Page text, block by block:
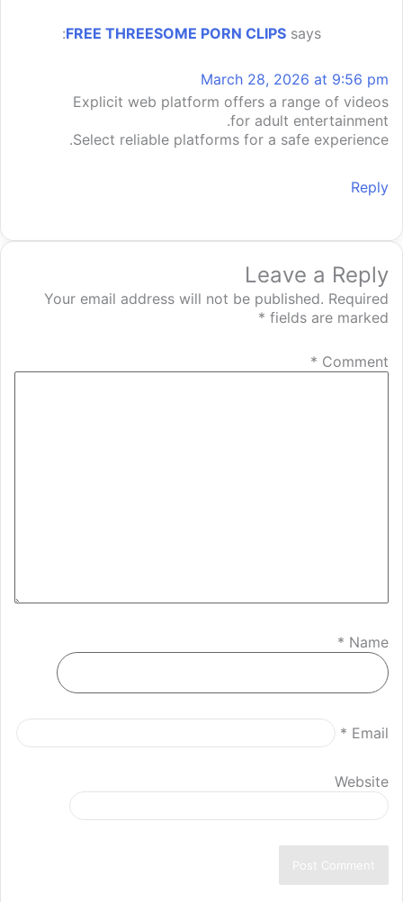
FREE THREESOME PORN CLIPS says:
March 28, 2026 at 9:56 pm
Explicit web platform offers a range of videos
for adult entertainment.
Select reliable platforms for a safe experience.
Reply
Leave a Reply
Your email address will not be published. Required
fields are marked
*
Comment
*
Name
*
Email
*
Website